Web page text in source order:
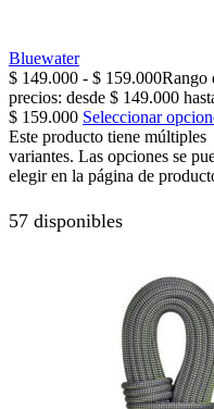
Bluewater
$ 149.000 - $ 159.000Rango
precios: desde $ 149.000
$ 159.000 Seleccionar
Este producto tiene múltiples
variantes. Las opciones se
elegir en la página de
57 disponibles